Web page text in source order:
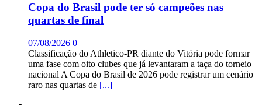
Copa do Brasil pode ter só campeões nas
quartas de final
07/08/2026 0
Classificação do Athletico-PR diante do Vitória pode formar
uma fase com oito clubes que já levantaram a taça do torneio
nacional A Copa do Brasil de 2026 pode registrar um cenário
raro nas quartas de [...]